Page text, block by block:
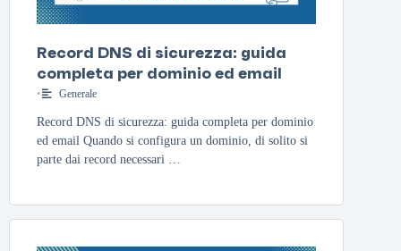
Record DNS di sicurezza: guida
completa per dominio ed email
• Generale
Record DNS di sicurezza: guida completa per dominio
ed email Quando si configura un dominio, di solito si
parte dai record necessari …